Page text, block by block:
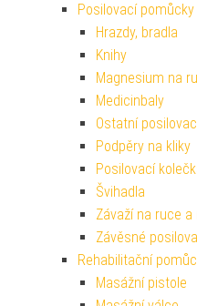
Posilovací pomůcky
Hrazdy, bradla
Knihy
Magnesium na
Medicinbaly
Ostatní
Podpěry na kliky
Posilovací
Švihadla
Závaží na ruce a
Závěsné
Rehabilitační
Masážní pistole